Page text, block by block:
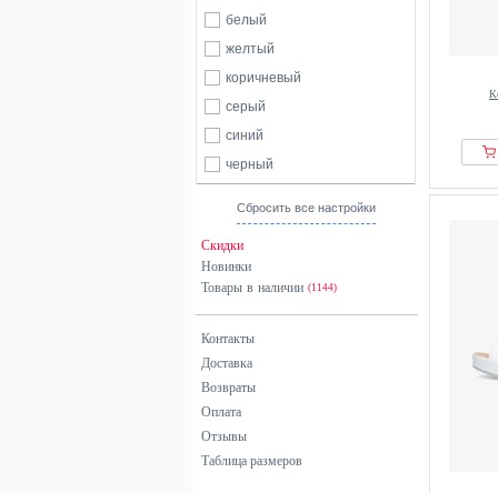
белый
желтый
коричневый
серый
синий
черный
Сбросить все настройки
Скидки
Новинки
Товары в наличии (1144)
Контакты
Доставка
Возвраты
Оплата
Отзывы
Таблица размеров